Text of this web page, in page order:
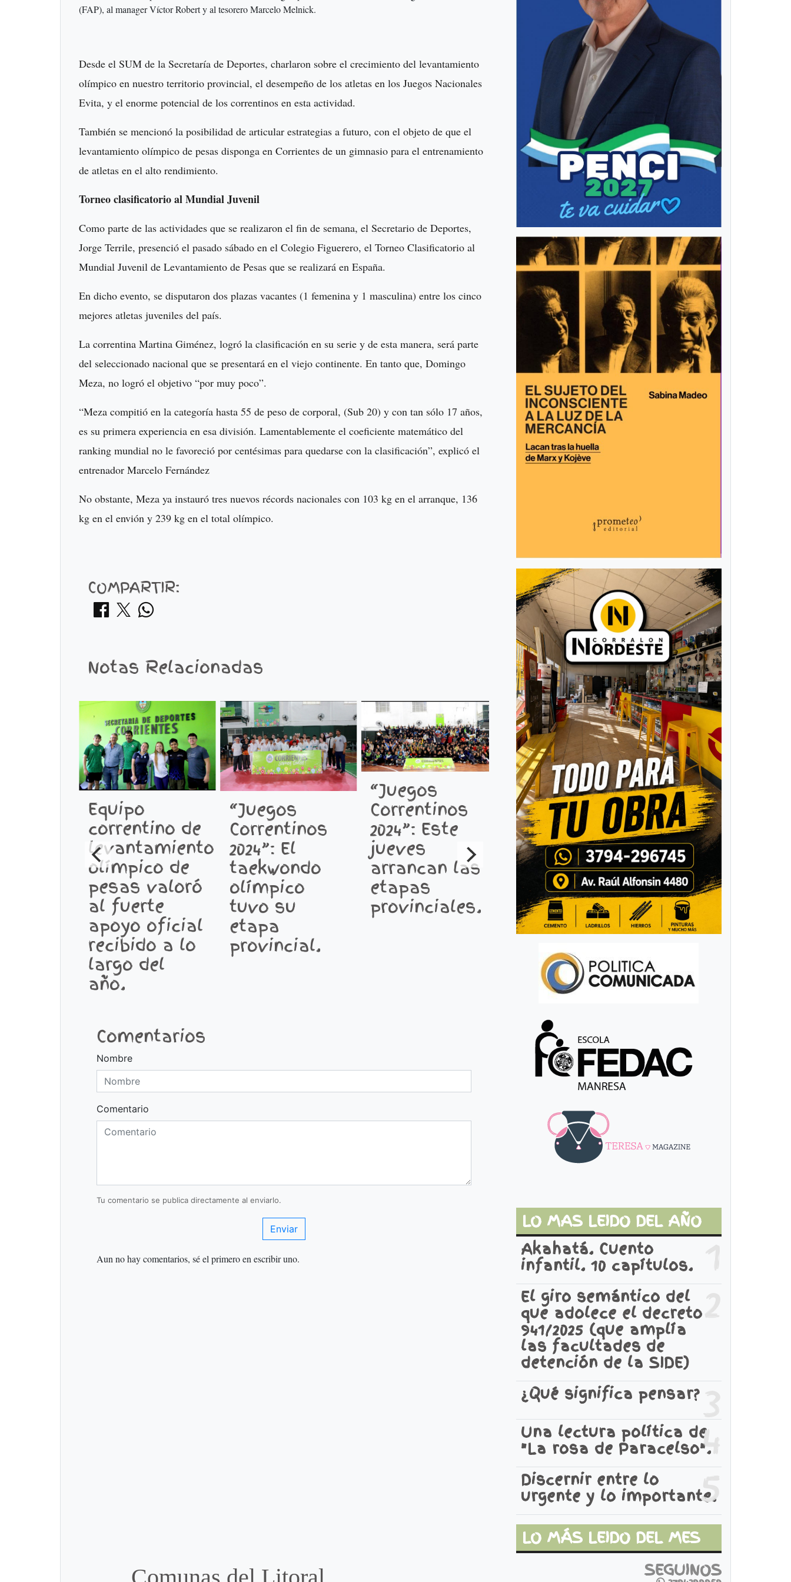
(FAP), al manager Víctor Robert y al tesorero Marcelo Melnick.
Desde el SUM de la Secretaría de Deportes, charlaron sobre el crecimiento del levantamiento
olímpico en nuestro territorio provincial, el desempeño de los atletas en los Juegos Nacionales
Evita, y el enorme potencial de los correntinos en esta actividad.
También se mencionó la posibilidad de articular estrategias a futuro, con el objeto de que el
levantamiento olímpico de pesas disponga en Corrientes de un gimnasio para el entrenamiento
de atletas en el alto rendimiento.
Torneo clasificatorio al Mundial Juvenil
Como parte de las actividades que se realizaron el fin de semana, el Secretario de Deportes,
Jorge Terrile, presenció el pasado sábado en el Colegio Figuerero, el Torneo Clasificatorio al
Mundial Juvenil de Levantamiento de Pesas que se realizará en España.
En dicho evento, se disputaron dos plazas vacantes (1 femenina y 1 masculina) entre los cinco
mejores atletas juveniles del país.
La correntina Martina Giménez, logró la clasificación en su serie y de esta manera, será parte
del seleccionado nacional que se presentará en el viejo continente. En tanto que, Domingo
Meza, no logró el objetivo “por muy poco”.
“Meza compitió en la categoría hasta 55 de peso de corporal, (Sub 20) y con tan sólo 17 años,
es su primera experiencia en esa división. Lamentablemente el coeficiente matemático del
ranking mundial no le favoreció por centésimas para quedarse con la clasificación”, explicó el
entrenador Marcelo Fernández
No obstante, Meza ya instauró tres nuevos récords nacionales con 103 kg en el arranque, 136
kg en el envión y 239 kg en el total olímpico.
COMPARTIR:
Notas Relacionadas
Equipo
correntino de
levantamiento
olímpico de
pesas valoró
al fuerte
apoyo oficial
recibido a lo
largo del
año.
“Juegos
Correntinos
2024”: El
taekwondo
olímpico
tuvo su
etapa
provincial.
“Juegos
Correntinos
2024”: Este
jueves
arrancan las
etapas
provinciales.
Jorge Terrile
participó del
Encuentro
Federal del
Deporte.
“Juegos
Correntinos
2024”:
gimnasia de
trampolín
tuvo su
provincial
Comentarios
Nombre
Comentario
Tu comentario se publica directamente al enviarlo.
Enviar
Aun no hay comentarios, sé el primero en escribir uno.
LO MAS LEIDO DEL AÑO
1
Akahatá. Cuento
infantil. 10 capítulos.
2
El giro semántico del
que adolece el decreto
941/2025 (que amplía
las facultades de
detención de la SIDE)
3
¿Qué significa pensar?
4
Una lectura política de
"La rosa de Paracelso".
5
Discernir entre lo
urgente y lo importante.
LO MÁS LEIDO DEL MES
SEGUINOS